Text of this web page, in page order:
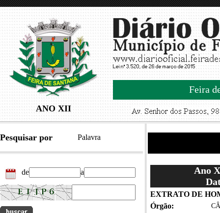
ANO XII
Feira
Pesquisar por Palavra
de a
Ano
EXTRATO DE
Órgão: